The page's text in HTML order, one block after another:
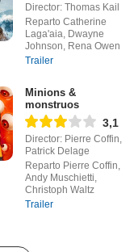
Director: Thomas Kail
Reparto Catherine
Laga'aia, Dwayne
Johnson, Rena Owen
Trailer
Minions &
monstruos
3,1
Director: Pierre Coffin,
Patrick Delage
Reparto Pierre Coffin,
Andy Muschietti,
Christoph Waltz
Trailer